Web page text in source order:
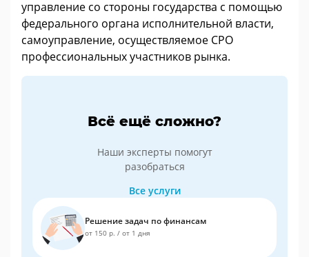
управление со стороны государства с помощью
федерального органа исполнительной власти,
самоуправление, осуществляемое СРО
профессиональных участников рынка.
Всё ещё сложно?
Наши эксперты помогут
разобраться
Все услуги
Решение задач по финансам
от 150 р. / от 1 дня